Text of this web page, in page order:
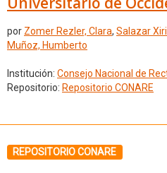
por Zomer Rezler, Clara, Salazar
Muñoz, Humberto
Institución: Consejo Nacional de
Repositorio: Repositorio CONARE
REPOSITORIO CONARE